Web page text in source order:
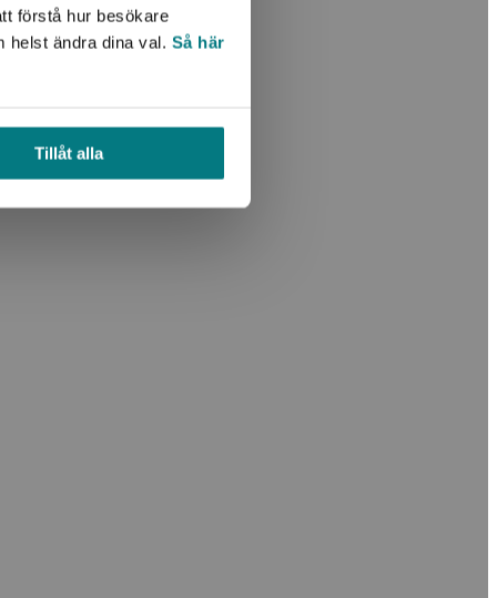
förstå hur besökare
helst ändra dina val. Så här
Tillåt alla